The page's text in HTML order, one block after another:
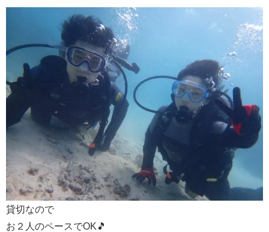
貸切なので
お２人のペースでOK🎵